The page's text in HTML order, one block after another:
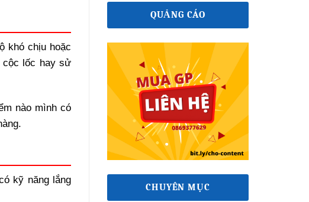
khó chịu hoặc
cộc lốc hay sử
nào mình có
kỹ năng lắng
QUẢNG CÁO
CHUYÊN MỤC